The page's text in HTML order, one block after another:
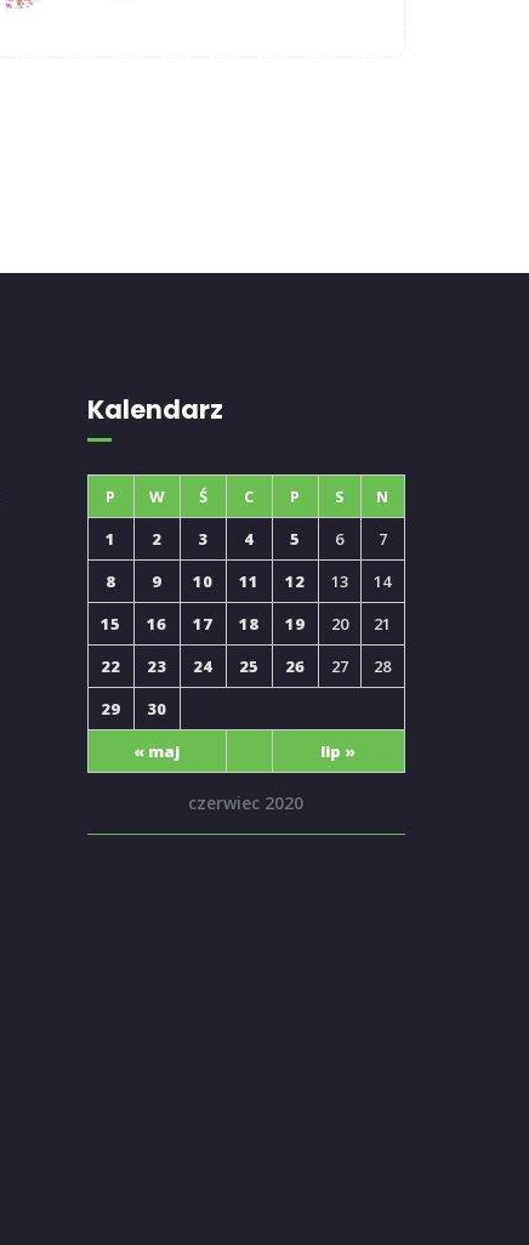
Kalendarz
czerwiec 2020
P W Ś C P S N
« maj lip »
1 2 3 4 5 6
7
8
9 10 11 12 13
14
15
16 17 18 19 20
21
22
23 24 25 26 27
28
29
30